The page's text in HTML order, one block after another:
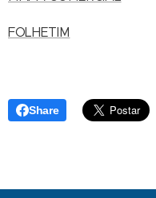
FOLHETIM
Share